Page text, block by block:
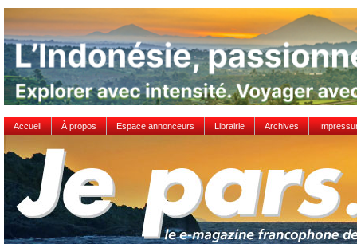
Accueil À propos Espace annonceurs Librairie Archives